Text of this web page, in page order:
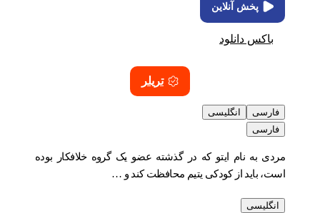
پخش آنلاین
باکس دانلود
تریلر
فارسی
انگلیسی
فارسی
مردی به نام ایتو که در گذشته عضو یک گروه خلافکار بوده
است، باید از کودکی یتیم محافظت کند و …
انگلیسی